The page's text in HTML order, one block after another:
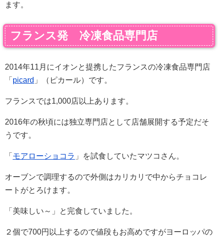
ます。
フランス発 冷凍食品専門店
2014年11月にイオンと提携したフランスの冷凍食品専門店
「 picard 」（ピカール）です。
フランスでは1,000店以上あります。
2016年の秋頃には独立専門店として店舗展開する予定だそ
うです。
「 モアローショコラ 」を試食していたマツコさん。
オーブンで調理するので外側はカリカリで中からチョコレ
ートがとろけます。
「美味しい～」と完食していました。
２個で700円以上するので値段もお高めですがヨーロッパの